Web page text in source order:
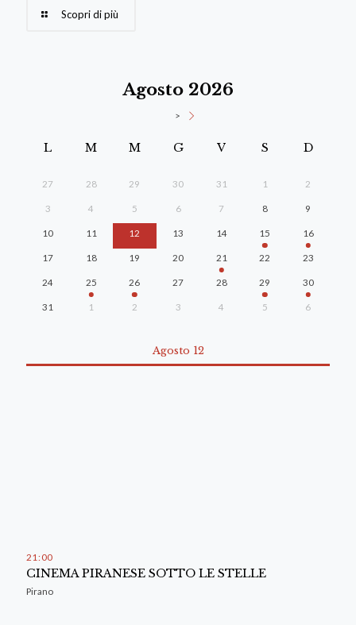
Scopri di più
Agosto 2026
>
L M M G V S D
27 28 29 30 31 1 2
3 4 5 6 7 8 9
10 11 12 13 14 15 16
17 18 19 20 21 22 23
24 25 26 27 28 29 30
31 1 2 3 4 5 6
Agosto 12
21 : 00
CINEMA PIRANESE SOTTO LE STELLE
Pirano